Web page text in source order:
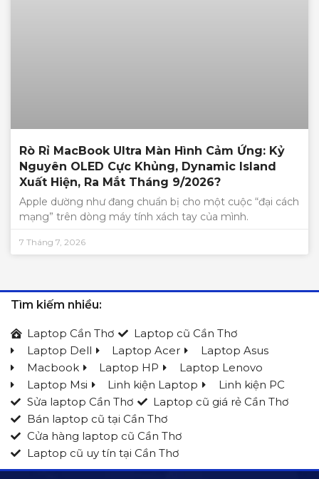
Rò Rỉ MacBook Ultra Màn Hình Cảm Ứng: Kỷ
Nguyên OLED Cực Khủng, Dynamic Island
Xuất Hiện, Ra Mắt Tháng 9/2026?
Apple dường như đang chuẩn bị cho một cuộc “đại cách
mạng” trên dòng máy tính xách tay của mình.
7 Tháng 7, 2026
Tìm kiếm nhiều:
Laptop Cần Thơ
Laptop cũ Cần Thơ
Laptop Dell
Laptop Acer
Laptop Asus
Macbook
Laptop HP
Laptop Lenovo
Laptop Msi
Linh kiện Laptop
Linh kiện PC
Sửa laptop Cần Thơ
Laptop cũ giá rẻ Cần Thơ
Bán laptop cũ tại Cần Thơ
Cửa hàng laptop cũ Cần Thơ
Laptop cũ uy tín tại Cần Thơ